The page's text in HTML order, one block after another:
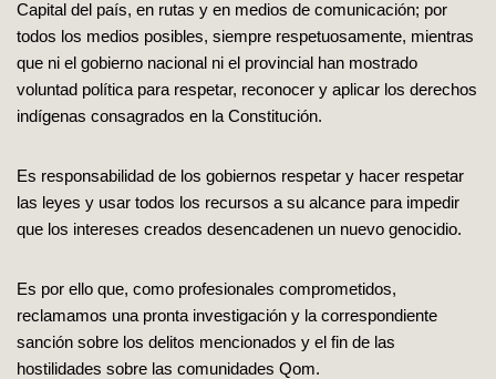
Capital del país, en rutas y en medios de comunicación; por
todos los medios posibles, siempre respetuosamente, mientras
que ni el gobierno nacional ni el provincial han mostrado
voluntad política para respetar, reconocer y aplicar los derechos
indígenas consagrados en la Constitución.
Es responsabilidad de los gobiernos respetar y hacer respetar
las leyes y usar todos los recursos a su alcance para impedir
que los intereses creados desencadenen un nuevo genocidio.
Es por ello que, como profesionales comprometidos,
reclamamos una pronta investigación y la correspondiente
sanción sobre los delitos mencionados y el fin de las
hostilidades sobre las comunidades Qom.